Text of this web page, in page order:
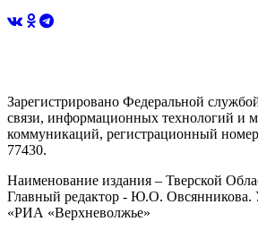
Зарегистрировано Федеральной
связи, информационных технологий и
коммуникаций, регистрационный
77430.
Наименование издания – Тверской
Главный редактор - Ю.О. Овсянникова.
«РИА «Верхневолжье»